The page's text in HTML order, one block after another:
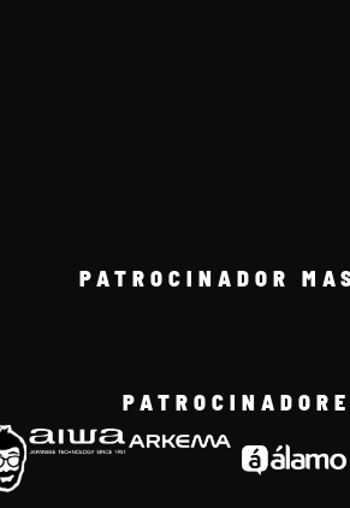
PATROCINADOR